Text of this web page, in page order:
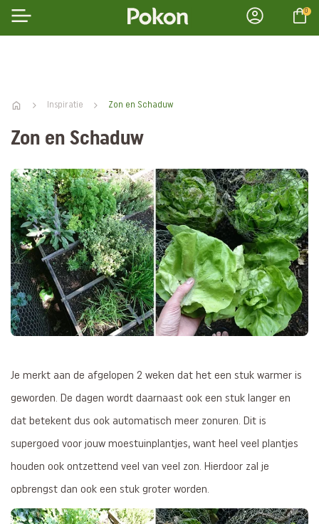
0
Inspiratie Zon en Schaduw
Zon en Schaduw
Je merkt aan de afgelopen 2 weken dat het een stuk warmer is
geworden. De dagen wordt daarnaast ook een stuk langer en
dat betekent dus ook automatisch meer zonuren. Dit is
supergoed voor jouw moestuinplantjes, want heel veel plantjes
houden ook ontzettend veel van veel zon. Hierdoor zal je
opbrengst dan ook een stuk groter worden.